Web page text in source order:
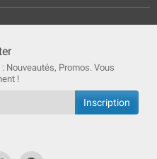
Nouveautés, Promos. Vous
!